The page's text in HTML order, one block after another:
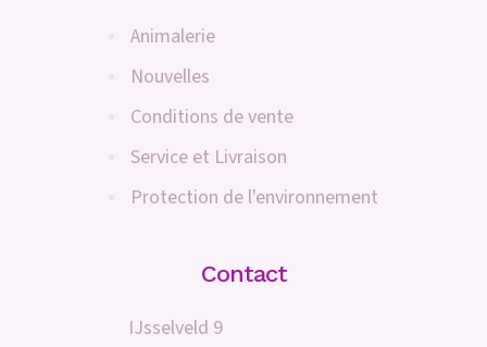
Animalerie
Nouvelles
Conditions de vente
Service et Livraison
Protection de l'environnement
Contact
IJsselveld 9